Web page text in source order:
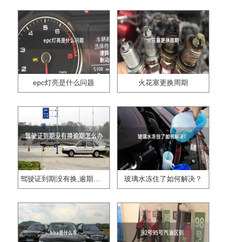
epc灯亮是什么问题 火花塞更换周期
驾驶证到期没有换,逾期怎么办?? 玻璃水冻住了如何解决？